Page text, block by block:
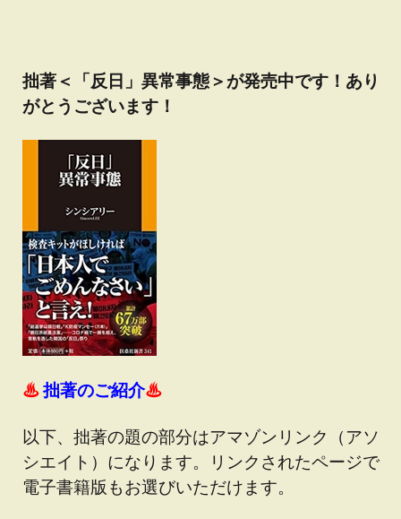
拙著＜「反日」異常事態＞が発売中です！あり
がとうございます！
♨拙著のご紹介♨
以下、拙著の題の部分はアマゾンリンク（アソ
シエイト）になります。リンクされたページで
電子書籍版もお選びいただけます。